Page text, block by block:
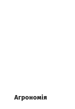
Агрономія